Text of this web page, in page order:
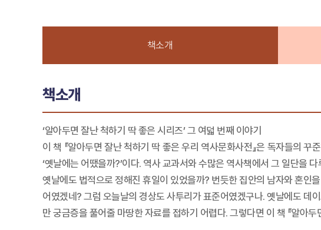
책소개
책소개
‘알아두면 잘난 척하기 딱 좋은 시리즈’ 그 여덟 번째 이야기
이 책 『알아두면 잘난 척하기 딱 좋은 우리 역사문화사전』은 독자들의
‘옛날에는 어땠을까?’이다. 역사 교과서와 수많은 역사책에서 그 일단을
옛날에도 법적으로 정해진 휴일이 있었을까? 번듯한 집안의 남자와 혼인
어였겠네? 그럼 오늘날의 경상도 사투리가 표준어였겠구나. 옛날에도 데
만 궁금증을 풀어줄 마땅한 자료를 접하기 어렵다. 그렇다면 이 책 『알아